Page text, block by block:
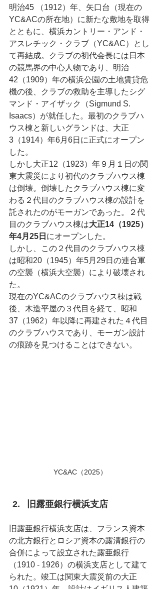
明治45 （1912）年、矢口台（現在の
YC&ACの所在地）に新たな敷地を取得
とともに、横浜カントリー・アンド・
アスレチック・クラブ（YC&AC）とし
て再結成。クラブの初代会長には日本
の競馬界の中心人物であり、明治
42（1909）年の横浜公園の土地賃貸危
機の後、クラブの救助を主導したシグ
マンド・アイザック（Sigmund S.
Isaacs）が就任した。最初のクラブハ
ウス棟と新しいグランドは、大正
3（1914）年6月6日に正式にオープン
した。
しかし大正12（1923）年９月１日の関
東大震災により初代のクラブハウス棟
は倒壊。倒壊したクラブハウス棟に変
わる２代目のクラブハウス棟の設計を
託されたのがモーガンであった。２代
目のクラブハウス棟は大正14（1925）
年4月25日 にオープンした。
しかし、この２代目のクラブハウス棟
は昭和20（1945）年5月29日の連合軍
の空襲（横浜大空襲）により破壊され
た。
現在のYC&ACのクラブハウス棟は戦
後、木造平屋の３代目を経て、昭和
37（1962）年以降に再建された４代目
のクラブハウスであり、モーガン設計
の痕跡を見つけることはできない。
YC&AC（2025）
旧露亜銀行横浜支店
旧露亜銀行横浜支店は、フランス資本
の北方銀行とロシア資本の露清銀行の
合併によって設立された露亜銀行
（1910 - 1926）の横浜支店として建て
られた。竣工は関東大震災前の大正